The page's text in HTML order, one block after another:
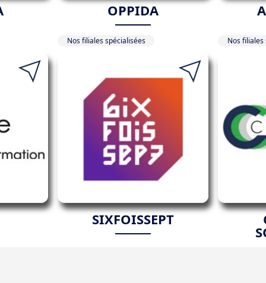
OPPIDA
Nos filiales spécialisées
SIXFOISSEPT
Nos filiales